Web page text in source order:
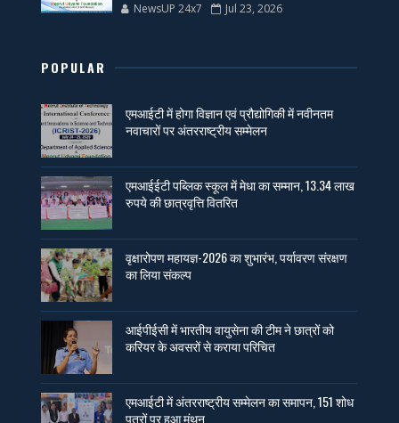
NewsUP 24x7 Jul 23, 2026
POPULAR
एमआईटी में होगा विज्ञान एवं प्रौद्योगिकी में नवीनतम
नवाचारों पर अंतरराष्ट्रीय सम्मेलन
एमआईईटी पब्लिक स्कूल में मेधा का सम्मान, 13.34 लाख
रुपये की छात्रवृत्ति वितरित
वृक्षारोपण महायज्ञ-2026 का शुभारंभ, पर्यावरण संरक्षण
का लिया संकल्प
आईपीईसी में भारतीय वायुसेना की टीम ने छात्रों को
करियर के अवसरों से कराया परिचित
एमआईटी में अंतरराष्ट्रीय सम्मेलन का समापन, 151 शोध
पत्रों पर हुआ मंथन